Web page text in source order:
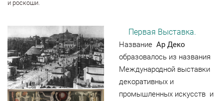
и роскоши.
Первая Выставка.
Название Ар Деко
образовалось из названия
Международной выставки
декоративных и
промышленных искусств и